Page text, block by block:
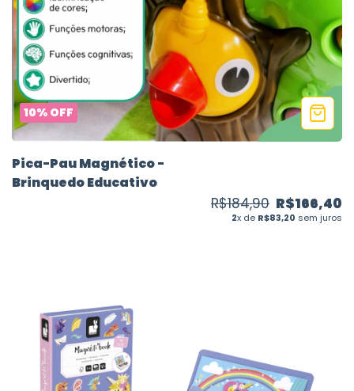
10% OFF
Pica-Pau Magnético -
Brinquedo Educativo
R$184,90 R$166,40
2x de R$83,20 sem juros